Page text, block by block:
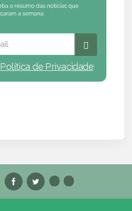
Política de Privacidade